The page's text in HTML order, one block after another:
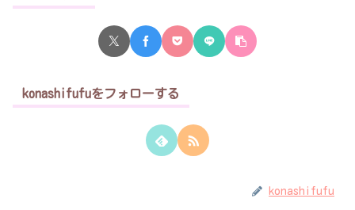
konashifufuをフォローする
konashifufu